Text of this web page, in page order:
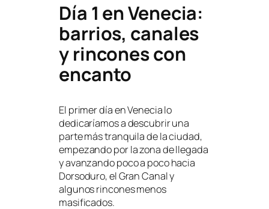
Día 1 en Venecia:
barrios, canales
y rincones con
encanto
El primer día en Venecia lo
dedicaríamos a descubrir una
parte más tranquila de la ciudad,
empezando por la zona de llegada
y avanzando poco a poco hacia
Dorsoduro, el Gran Canal y
algunos rincones menos
masificados.